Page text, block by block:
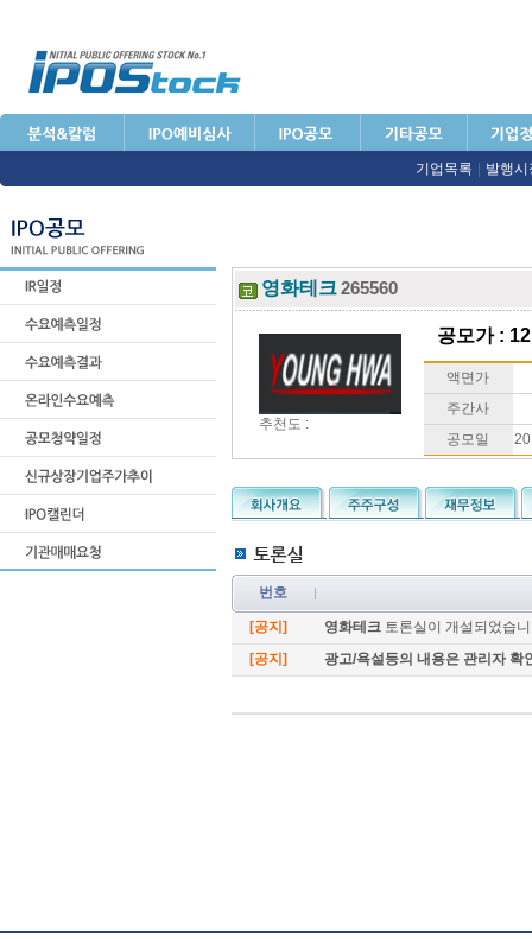
기업목록 발행
영화테크 265560
추천도 :
공모가 :
액면가
주간사
공모일
번호
[공지] 영화테크 토론실이 개설되었습
[공지]
광고/욕설등의 내용은 관리자 확